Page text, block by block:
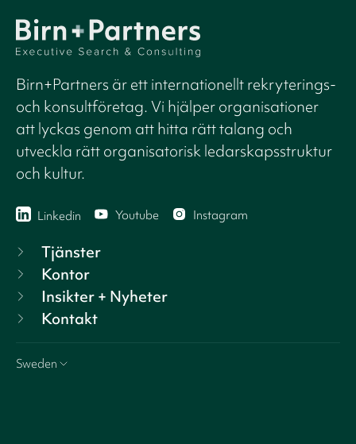
Birn+Partners är ett internationellt rekryterings-
och konsultföretag. Vi hjälper organisationer
att lyckas genom att hitta rätt talang och
utveckla rätt organisatorisk ledarskapsstruktur
och kultur.
Linkedin Youtube Instagram
Tjänster
Kontor
Insikter + Nyheter
Kontakt
Sweden